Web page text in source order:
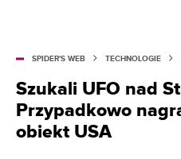
SPIDER'S WEB TECHNOLOGIE
Szukali UFO nad
Przypadkowo
obiekt USA